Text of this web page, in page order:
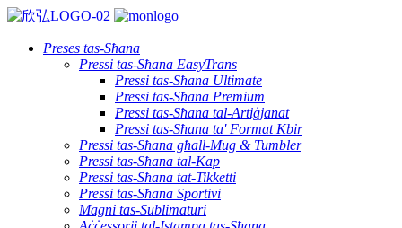
Preses tas-Sħana
Pressi tas-Sħana EasyTrans
Pressi tas-Sħana Ultimate
Pressi tas-Sħana Premium
Pressi tas-Sħana tal-Artiġjanat
Pressi tas-Sħana ta' Format Kbir
Pressi tas-Sħana għall-Mug & Tumbler
Pressi tas-Sħana tal-Kap
Pressi tas-Sħana tat-Tikketti
Pressi tas-Sħana Sportivi
Magni tas-Sublimaturi